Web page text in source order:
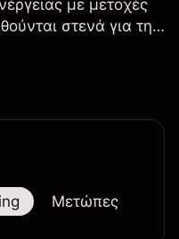
με μετοχές
στενά για την
παραδόσεων και
Μετώπες